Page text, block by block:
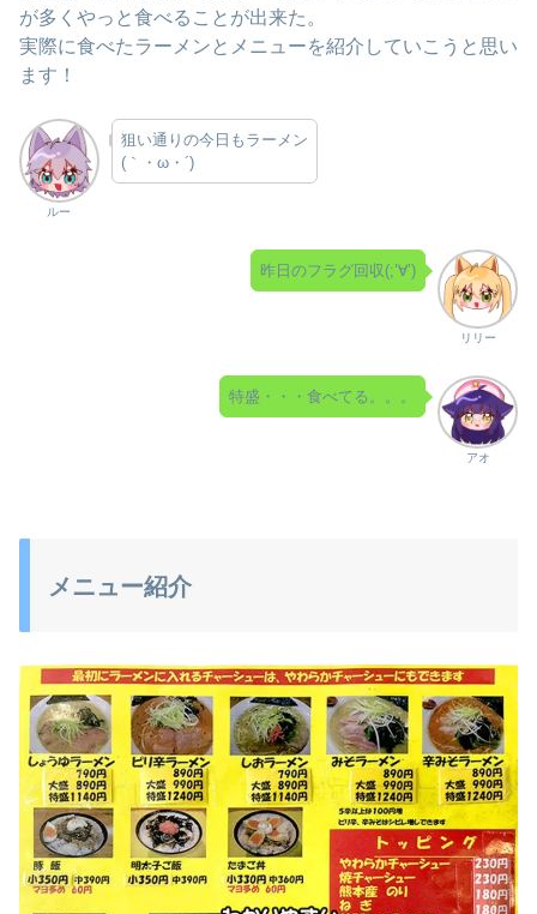
が多くやっと食べることが出来た。
実際に食べたラーメンとメニューを紹介していこうと思い
ます！
ルー
狙い通りの今日もラーメン
(｀・ω・´)ゞ
リリー
昨日のフラグ回収(;’∀’)
アオ
特盛・・・食べてる。。。
メニュー紹介